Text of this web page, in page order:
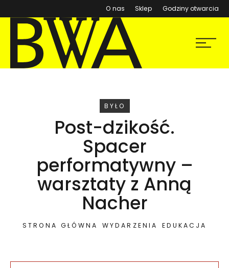
O nas Sklep (otwiera się w nowym
Godziny otwarcia
BWA Wrocław
Galerie Sztuki Współczesnej
Menu
WYDARZENIE
BYŁO
Post-dzikość.
Spacer
performatywny –
warsztaty z Anną
Nacher
STRONA GŁÓWNA WYDARZENIA EDUKACJA